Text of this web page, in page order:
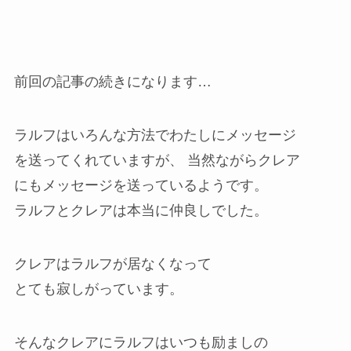
前回の記事の続きになります…
ラルフはいろんな方法でわたしにメッセージ
を送ってくれていますが、 当然ながらクレア
にもメッセージを送っているようです。
ラルフとクレアは本当に仲良しでした。
クレアはラルフが居なくなって
とても寂しがっています。
そんなクレアにラルフはいつも励ましの